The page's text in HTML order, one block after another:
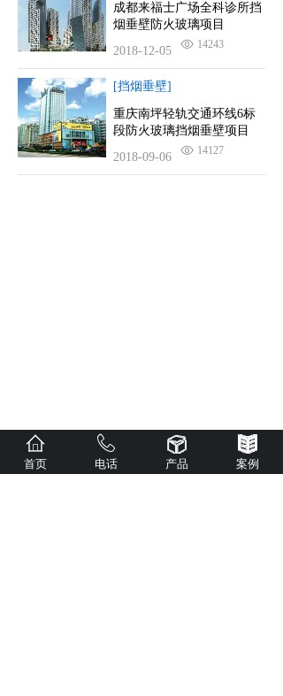
成都来福士广场全科诊所挡
烟垂壁防火玻璃项目
2018-12-05
14243
[挡烟垂壁]
重庆南坪轻轨交通环线6标
段防火玻璃挡烟垂壁项目
2018-09-06
14127
< 1 >
首页 电话 产品 案例